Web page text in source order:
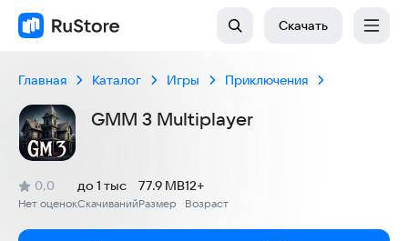
Скачать
Главная Каталог Игры Приключения
GMM 3 Multiplayer
Рейтинг:
0,0
(
Нет оценок
)
Скачиваний
до 1 тыс
Размер
77.9 MB
Возраст
12+